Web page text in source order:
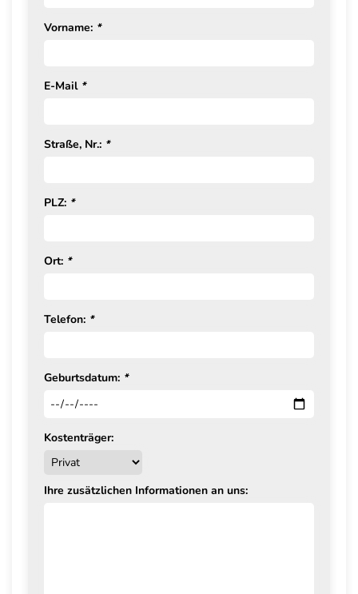
Vorname: *
E-Mail *
Straße, Nr.: *
PLZ: *
Ort: *
Telefon: *
Geburtsdatum: *
Kostenträger:
Ihre zusätzlichen Informationen an uns: